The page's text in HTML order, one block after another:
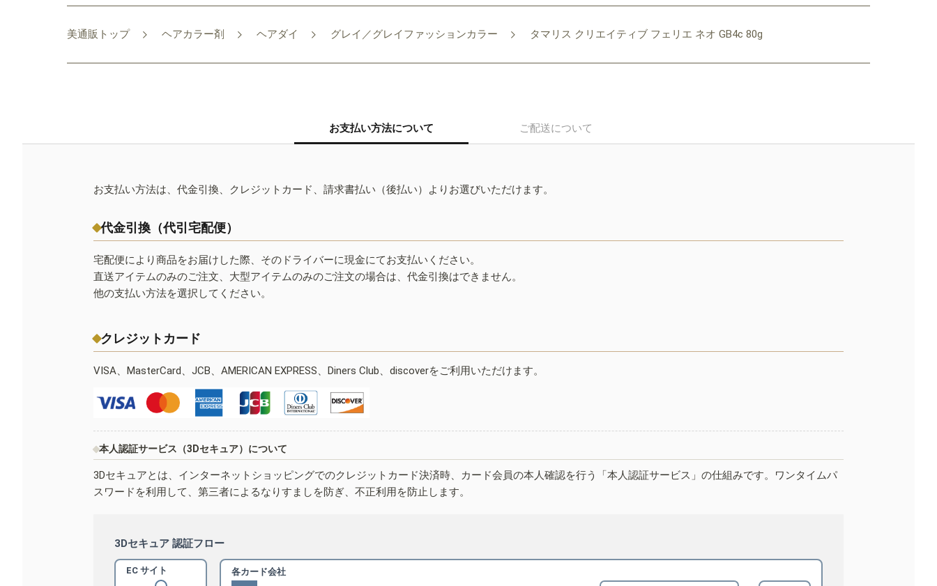
美通販トップ ヘアカラー剤 ヘアダイ グレイ／グレイファッションカラー タマリス クリエイティブ フェリエ ネオ GB4c 80g
お支払い方法について ご配送について
お支払い方法は、代金引換、クレジットカード、請求書払い（後払い）よりお選びいただけます。
代金引換（代引宅配便）
宅配便により商品をお届けした際、そのドライバーに現金にてお支払いください。
直送アイテムのみのご注文、大型アイテムのみのご注文の場合は、代金引換はできません。
他の支払い方法を選択してください。
クレジットカード
VISA、MasterCard、JCB、AMERICAN EXPRESS、Diners Club、discoverをご利用いただけます。
本人認証サービス（3Dセキュア）について
3Dセキュアとは、インターネットショッピングでのクレジットカード決済時、カード会員の本人確認を行う「本人認証サービス」の仕組みです。ワンタイムパ
スワードを利用して、第三者によるなりすましを防ぎ、不正利用を防止します。
3Dセキュア 認証フロー
EC サイト 各カード会社